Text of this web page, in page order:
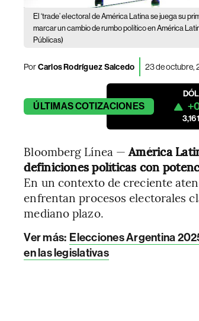
El ‘trade’ electoral de América Latina se juega su
marcar un cambio de rumbo político en América
Públicas)
PorCarlos Rodríguez Salcedo 23 de octubre,
ÚLTIMASCOTIZACIONES
Bloomberg Línea —América
definiciones políticas con
En un contexto de creciente
enfrentan procesos electorales
mediano plazo.
Ver más: Elecciones Argentina
en las legislativas